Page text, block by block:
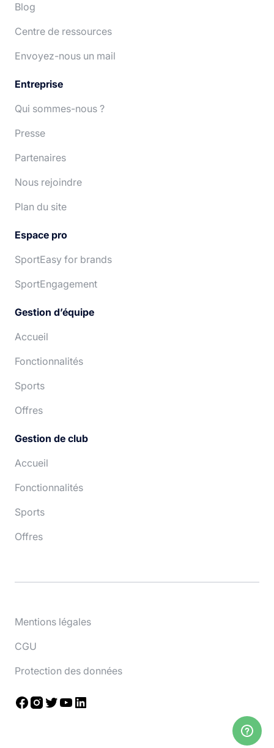
Deutsch
Blog
Centre de ressources
Envoyez-nous un mail
Entreprise
Qui sommes-nous ?
Presse
Partenaires
Nous rejoindre
Plan du site
Espace pro
SportEasy for brands
SportEngagement
Gestion d’équipe
Accueil
Fonctionnalités
Sports
Offres
Gestion de club
Accueil
Fonctionnalités
Sports
Offres
Mentions légales
CGU
Protection des données
Facebook
Instagram
TwitterYouTube